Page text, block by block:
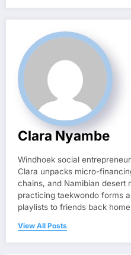
Clara Nyambe
Windhoek social
Clara unpacks micro-
chains, and Namibian desert
practicing taekwondo forms
playlists to friends back
View All Posts